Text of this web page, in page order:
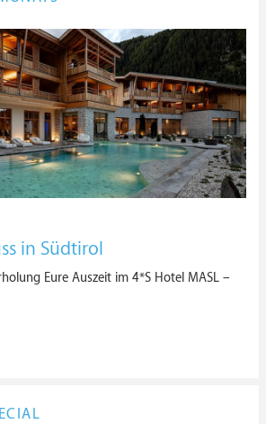
in Südtirol
Eure Auszeit im 4*S Hotel MASL –